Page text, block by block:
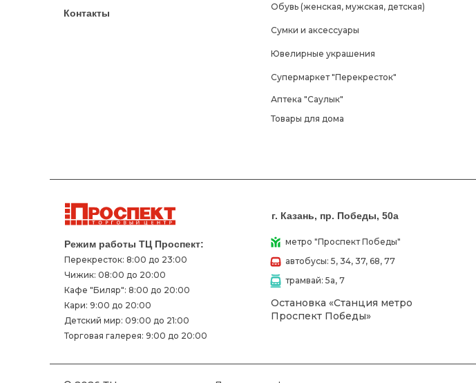
Контакты
Обувь (женская, мужская, детская)
Сумки и аксессуары
Ювелирные украшения
Супермаркет "Перекресток"
Аптека "Саулык"
Товары для дома
Режим работы ТЦ Проспект:
г. Казань, пр. Победы, 50а
метро "Проспект Победы"
Перекресток: 8:00 до 23:00
Чижик: 08:00 до 20:00
Кафе "Биляр": 8:00 до 20:00
Кари: 9:00 до 20:00
Детский мир: 09:00 до 21:00
Торговая галерея: 9:00 до 20:00
автобусы: 5, 34, 37, 68, 77
трамвай: 5а, 7
Остановка «Станция метро
Проспект Победы»